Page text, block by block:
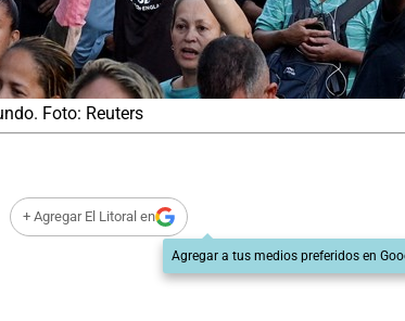
Foto: Reuters
+ Agregar El Litoral en
Agregar a tus medios preferidos en